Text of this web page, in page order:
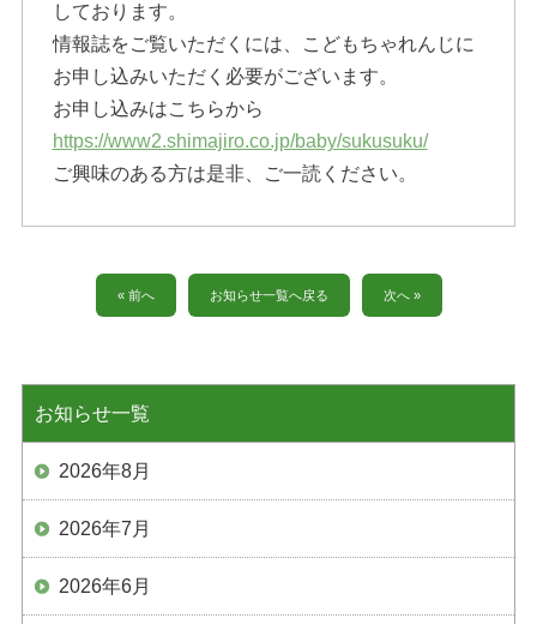
しております。
情報誌をご覧いただくには、こどもちゃれんじに
お申し込みいただく必要がございます。
お申し込みはこちらから
https://www2.shimajiro.co.jp/baby/sukusuku/
ご興味のある方は是非、ご一読ください。
« 前へ お知らせ一覧へ戻る 次へ »
お知らせ一覧
2026年8月
2026年7月
2026年6月